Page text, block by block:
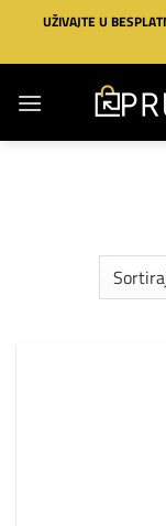
Preskoči
sadržaj
UŽIVAJTE U